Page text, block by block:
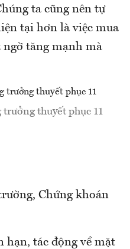
ta cũng nên tự
tại hơn là việc mua
tăng mạnh mà
thuyết phục 11
Chứng khoán
hạn, tác động về mặt